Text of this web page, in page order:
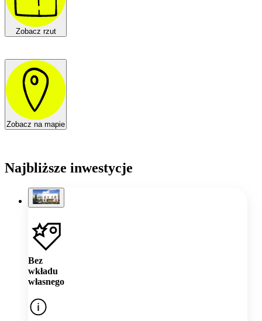
Zobacz rzut
Zobacz na mapie
Najbliższe inwestycje
Bez
wkładu
własnego